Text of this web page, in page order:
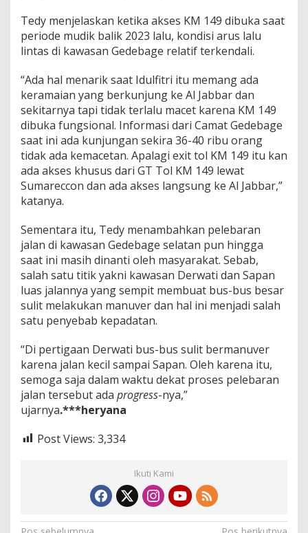
Tedy menjelaskan ketika akses KM 149 dibuka saat
periode mudik balik 2023 lalu, kondisi arus lalu
lintas di kawasan Gedebage relatif terkendali.
“Ada hal menarik saat Idulfitri itu memang ada
keramaian yang berkunjung ke Al Jabbar dan
sekitarnya tapi tidak terlalu macet karena KM 149
dibuka fungsional. Informasi dari Camat Gedebage
saat ini ada kunjungan sekira 36-40 ribu orang
tidak ada kemacetan. Apalagi exit tol KM 149 itu kan
ada akses khusus dari GT Tol KM 149 lewat
Sumareccon dan ada akses langsung ke Al Jabbar,”
katanya.
Sementara itu, Tedy menambahkan pelebaran
jalan di kawasan Gedebage selatan pun hingga
saat ini masih dinanti oleh masyarakat. Sebab,
salah satu titik yakni kawasan Derwati dan Sapan
luas jalannya yang sempit membuat bus-bus besar
sulit melakukan manuver dan hal ini menjadi salah
satu penyebab kepadatan.
“Di pertigaan Derwati bus-bus sulit bermanuver
karena jalan kecil sampai Sapan. Oleh karena itu,
semoga saja dalam waktu dekat proses pelebaran
jalan tersebut ada progress-nya,”
ujarnya.***heryana
Post Views: 3,334
Ikuti Kami